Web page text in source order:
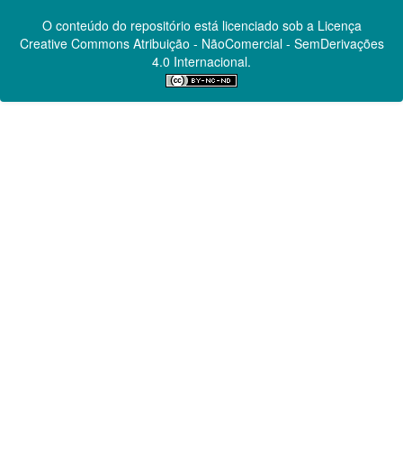
O conteúdo do repositório está licenciado sob a Licença
Creative CommonsAtribuição - NãoComercial - SemDerivações
4.0 Internacional.